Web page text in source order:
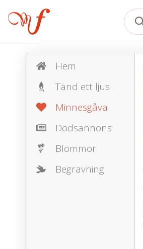
Hem
Tänd ett ljus
Minnesgåva
Dödsannons
Blommor
Begravning